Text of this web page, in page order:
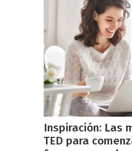
Inspiración: Las
TED para